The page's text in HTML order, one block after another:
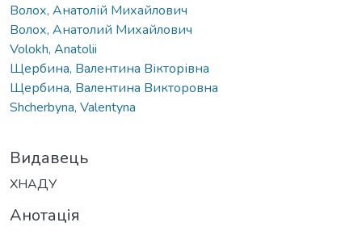
Волох, Анатолій Михайлович
Волох, Анатолий Михайлович
Volokh, Anatolii
Щербина, Валентина Вікторівна
Щербина, Валентина Викторовна
Shcherbyna, Valentyna
Видавець
ХНАДУ
Анотація